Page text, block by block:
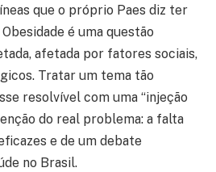
que o próprio Paes diz ter
é uma questão
afetada por fatores sociais,
Tratar um tema tão
resolvível com uma “injeção
do real problema: a falta
e de um debate
no Brasil.